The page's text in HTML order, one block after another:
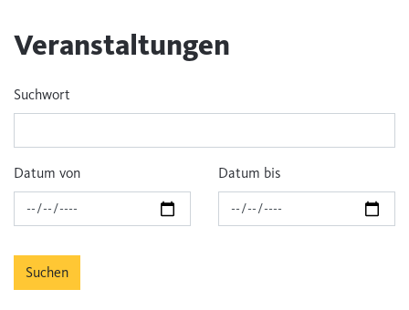
Veranstaltungen
Suchwort
Datum von Datum bis